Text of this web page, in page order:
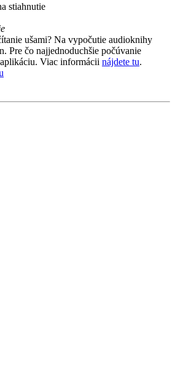
stiahnutie
ušami? Na vypočutie audioknihy
Pre čo najjednoduchšie počúvanie
Viac informácii nájdete tu.